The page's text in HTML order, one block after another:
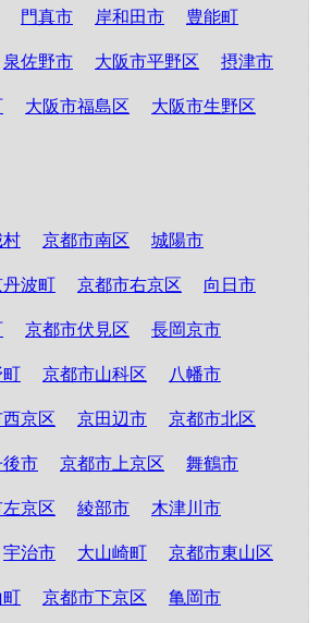
門真市 岸和田市 豊能町
泉佐野市 大阪市平野区 摂津市
大阪市福島区 大阪市生野区
村 京都市南区 城陽市
丹波町 京都市右京区 向日市
京都市伏見区 長岡京市
町 京都市山科区 八幡市
京区 京田辺市 京都市北区
市 京都市上京区 舞鶴市
京区 綾部市 木津川市
宇治市 大山崎町 京都市東山区
町 京都市下京区 亀岡市